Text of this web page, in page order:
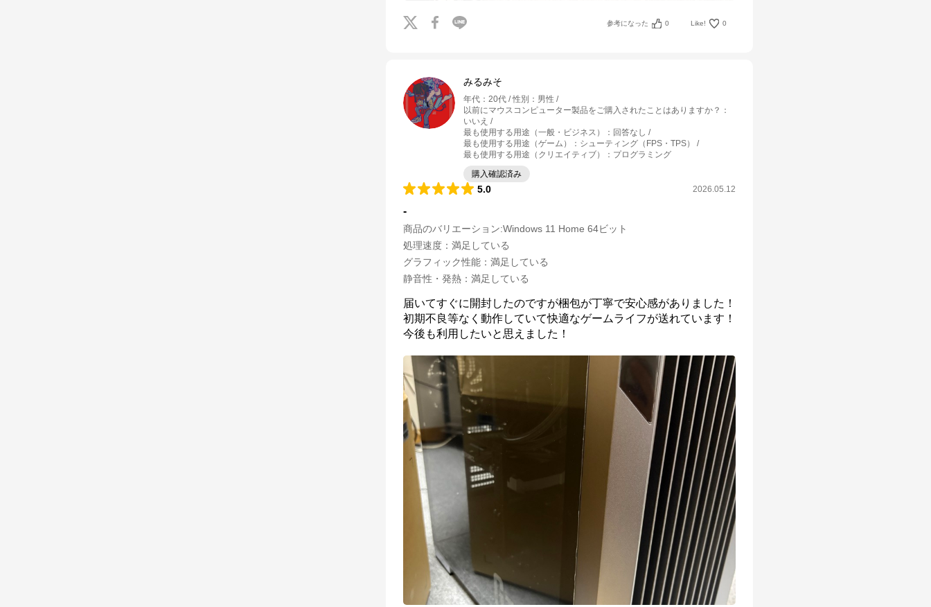
参考になった 0 Like! 0
みるみそ
年代 ： 20代 性別 ： 男性
以前にマウスコンピューター製品をご購入されたことはありますか？ ：
いいえ
最も使用する用途（一般・ビジネス）
： 回答なし
最も使用する用途（ゲーム）
： シューティング（FPS・TPS）
最も使用する用途（クリエイティブ）
： プログラミング
購入確認済み
5.0 2026.05.12
-
商品のバリエーション:Windows 11 Home 64ビット
処理速度 ： 満足している
グラフィック性能 ： 満足している
静音性・発熱 ： 満足している
届いてすぐに開封したのですが梱包が丁寧で安心感がありました！
初期不良等なく動作していて快適なゲームライフが送れています！
マウスコンピューター[公式]
公式ECサイト
※外部サイトが開きます
マウスコンピューター[公式] からのコメント
マウスコンピューターは、お客様のご利用目的・ご予算に沿って、自由にカス
タマイズしたBTO（Build To Order）パソコンをご提供する、国内生産のパソ
当社パソコンには「3年間無償保証（一部製品を除く）」「24時間×365日電
話サポート」が標準で付帯、休日や深夜でも専門国内スタッフが皆様をサポー